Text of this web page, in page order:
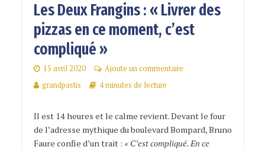
Les Deux Frangins : « Livrer des
pizzas en ce moment, c’est
compliqué »
15 avril 2020
Ajoute un commentaire
grandpastis
4 minutes de lecture
Il est 14 heures et le calme revient. Devant le four
de l’adresse mythique du boulevard Bompard, Bruno
Faure confie d’un trait : « C’est compliqué. En ce